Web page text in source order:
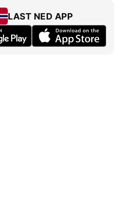
LAST NED APP